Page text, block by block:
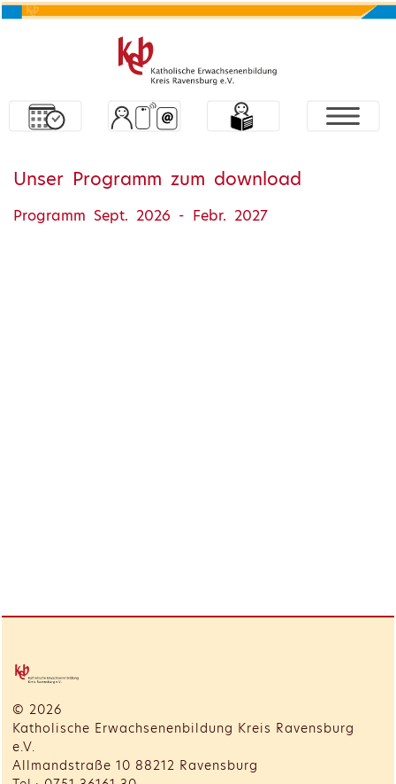
Unser Programm zum download
Programm Sept. 2026 - Febr. 2027
© 2026
Katholische Erwachsenenbildung Kreis Ravensburg
e.V.
Allmandstraße 10 88212 Ravensburg